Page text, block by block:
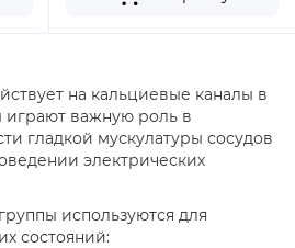
на кальциевые каналы в
играют важную роль в
гладкой мускулатуры сосудов
электрических
используются для
состояний: